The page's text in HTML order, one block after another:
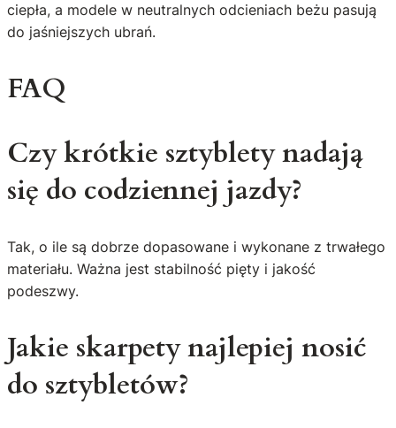
ciepła, a modele w neutralnych odcieniach beżu pasują
do jaśniejszych ubrań.
FAQ
Czy krótkie sztyblety nadają
się do codziennej jazdy?
Tak, o ile są dobrze dopasowane i wykonane z trwałego
materiału. Ważna jest stabilność pięty i jakość
podeszwy.
Jakie skarpety najlepiej nosić
do sztybletów?